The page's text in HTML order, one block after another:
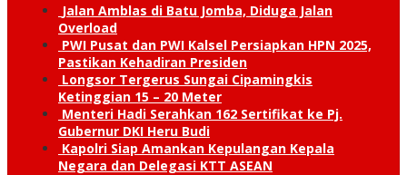
Jalan Amblas di Batu Jomba, Diduga Jalan
Overload
PWI Pusat dan PWI Kalsel Persiapkan HPN 2025,
Pastikan Kehadiran Presiden
Longsor Tergerus Sungai Cipamingkis
Ketinggian 15 – 20 Meter
Menteri Hadi Serahkan 162 Sertifikat ke Pj.
Gubernur DKI Heru Budi
Kapolri Siap Amankan Kepulangan Kepala
Negara dan Delegasi KTT ASEAN